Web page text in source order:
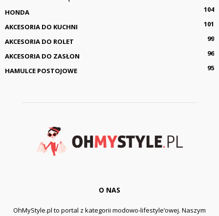
HONDA
104
AKCESORIA DO KUCHNI
101
AKCESORIA DO ROLET
99
AKCESORIA DO ZASŁON
96
HAMULCE POSTOJOWE
95
O NAS
OhMyStyle.pl to portal z kategorii modowo-lifestyle’owej. Naszym